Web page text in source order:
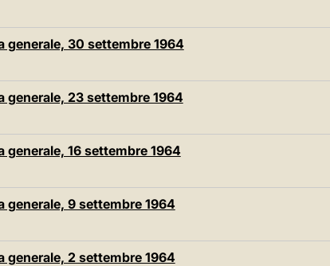
generale, 30 settembre 1964
generale, 23 settembre 1964
generale, 16 settembre 1964
generale, 9 settembre 1964
generale, 2 settembre 1964